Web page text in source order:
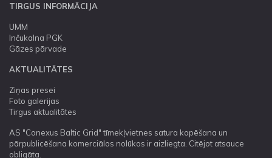
TIRGUS INFORMĀCIJA
UMM
Inčukalna PGK
Gāzes pārvade
AKTUALITĀTES
Ziņas presei
Foto galerijas
Tirgus aktualitātes
AS "Conexus Baltic Grid" tīmekļvietnes satura kopēšana un
pārpublicēšana komerciālos nolūkos ir aizliegta. Citējot atsauce
obligāta.